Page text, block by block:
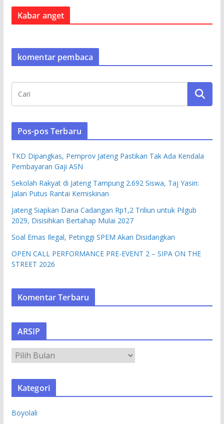
Kabar anget
komentar pembaca
Pos-pos Terbaru
TKD Dipangkas, Pemprov Jateng Pastikan Tak Ada Kendala
Pembayaran Gaji ASN
Sekolah Rakyat di Jateng Tampung 2.692 Siswa, Taj Yasin:
Jalan Putus Rantai Kemiskinan
Jateng Siapkan Dana Cadangan Rp1,2 Triliun untuk Pilgub
2029, Disisihkan Bertahap Mulai 2027
Soal Emas Ilegal, Petinggi SPEM Akan Disidangkan
OPEN CALL PERFORMANCE PRE-EVENT 2 – SIPA ON THE
STREET 2026
Komentar Terbaru
ARSIP
R
S
Kategori
Boyolali